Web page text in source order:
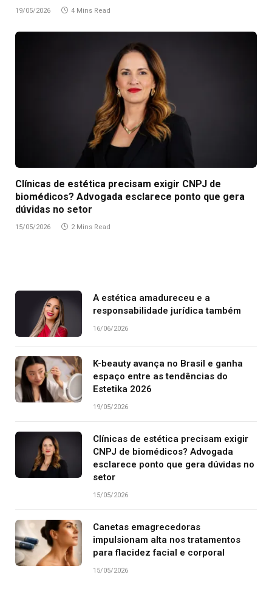
19/05/2026 4 Mins Read
Clínicas de estética precisam exigir CNPJ de
biomédicos? Advogada esclarece ponto que gera
dúvidas no setor
15/05/2026 2 Mins Read
A estética amadureceu e a
responsabilidade jurídica também
16/06/2026
K-beauty avança no Brasil e ganha
espaço entre as tendências do
Estetika 2026
19/05/2026
Clínicas de estética precisam exigir
CNPJ de biomédicos? Advogada
esclarece ponto que gera dúvidas no
setor
15/05/2026
Canetas emagrecedoras
impulsionam alta nos tratamentos
para flacidez facial e corporal
15/05/2026